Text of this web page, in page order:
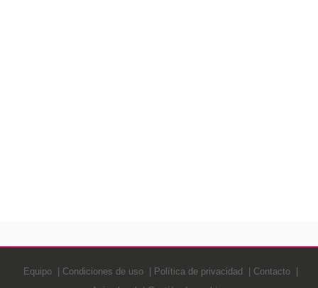
Equipo Condiciones de uso Política de privacidad
Contacto